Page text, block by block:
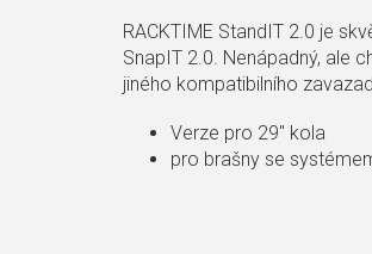
RACKTIME StandIT 2.0 je
SnapIT 2.0. Nenápadný, ale
jiného kompatibilního
Verze pro 29" kola
pro brašny se